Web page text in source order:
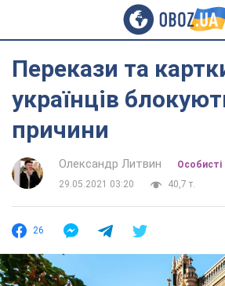
Перекази та
українців
причини
Олександр Литвин
Особисті
29.05.2021 03:20
40,7 т.
26